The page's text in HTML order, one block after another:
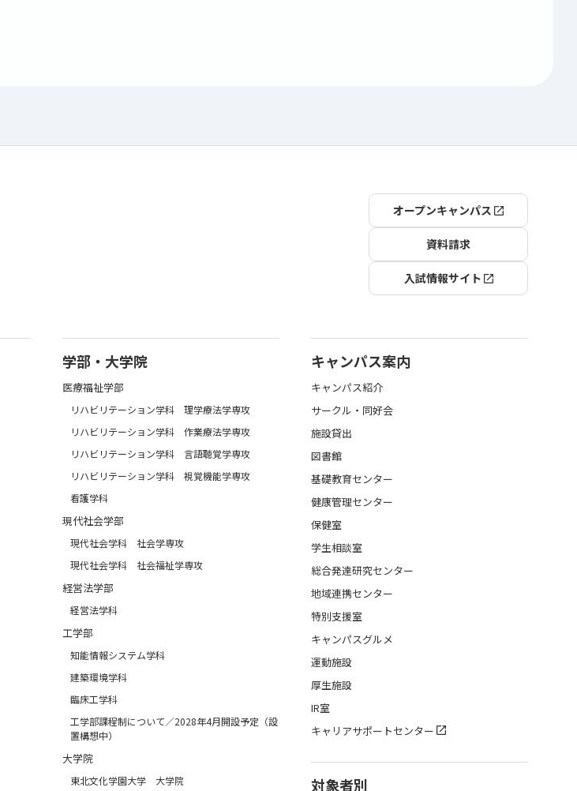
オープンキャンパス
資料請求
入試情報サイト
学部・大学院
医療福祉学部
リハビリテーション学科 理学療法学専攻
リハビリテーション学科 作業療法学専攻
リハビリテーション学科 言語聴覚学専攻
リハビリテーション学科 視覚機能学専攻
看護学科
現代社会学部
現代社会学科 社会学専攻
現代社会学科 社会福祉学専攻
経営法学部
経営法学科
工学部
知能情報システム学科
建築環境学科
臨床工学科
工学部課程制について／2028年4月開設予定（設
置構想中）
大学院
東北文化学園大学 大学院
キャンパス案内
キャンパス紹介
サークル・同好会
施設貸出
図書館
基礎教育センター
健康管理センター
保健室
学生相談室
総合発達研究センター
地域連携センター
特別支援室
キャンパスグルメ
運動施設
厚生施設
IR室
キャリアサポートセンター
対象者別